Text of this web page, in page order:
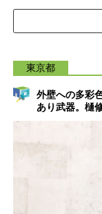
東京都
外壁への多彩
あり武器。樋